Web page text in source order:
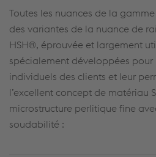
Toutes les nuances de la
des variantes de la nuance de
HSH®, éprouvée et largement
spécialement développées
individuels des clients et leur
l’excellent concept de matériau
microstructure perlitique fine
soudabilité :